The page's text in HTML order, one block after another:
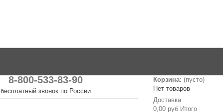
8-800-533-83-90
бесплатный звонок по России
Корзина: (пусто)
Нет товаров
Доставка
0,00 руб Итого